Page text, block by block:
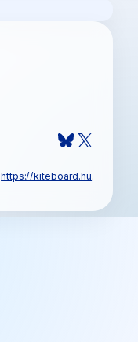
Bluesky X
https://kiteboard.hu.